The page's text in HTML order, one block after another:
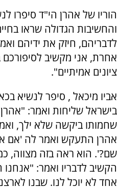
הוריו של אהרן הי"ד סיפרו
והחשיבות הגדולה שראו
לדבריהם, חיזק את ידיהם
אחרת, אני מקשיב לסיפורכם
ציונים אמיתיים".
אביו מיכאל , סיפר לנשיא
בישראל שליחות ואמר:
שחמותו ביקשה שלא ילך,
אהרן התעקש ואמר לה 'אם
שם?'. הוא ראה בזה מצווה,
הקשיב לדבריו ואמר:
אחד לא יוכל לנו. שבנו